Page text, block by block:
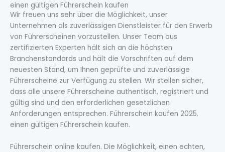
einen gültigen Führerschein kaufen
Wir freuen uns sehr über die Möglichkeit, unser
Unternehmen als zuverlässigen Dienstleister für den Erwerb
von Führerscheinen vorzustellen. Unser Team aus
zertifizierten Experten hält sich an die höchsten
Branchenstandards und hält die Vorschriften auf dem
neuesten Stand, um Ihnen geprüfte und zuverlässige
Führerscheine zur Verfügung zu stellen. Wir stellen sicher,
dass alle unsere Führerscheine authentisch, registriert und
gültig sind und den erforderlichen gesetzlichen
Anforderungen entsprechen. Führerschein kaufen 2025.
einen gültigen Führerschein kaufen.
Führerschein online kaufen. Die Möglichkeit, einen echten,